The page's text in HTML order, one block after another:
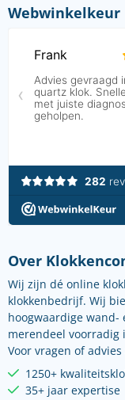
Webwinkelkeur
Over
Wij zijn dé online
klokkenbedrijf. Wij
hoogwaardige wand-
merendeel voorradig
Voor vragen of
1250+
35+ jaar expertise